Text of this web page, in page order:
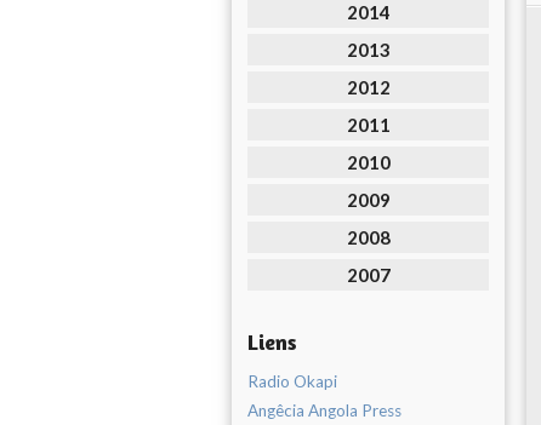
2014
2013
2012
2011
2010
2009
2008
2007
Liens
Radio Okapi
Angêcia Angola Press